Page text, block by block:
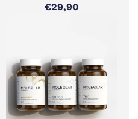
€29,90